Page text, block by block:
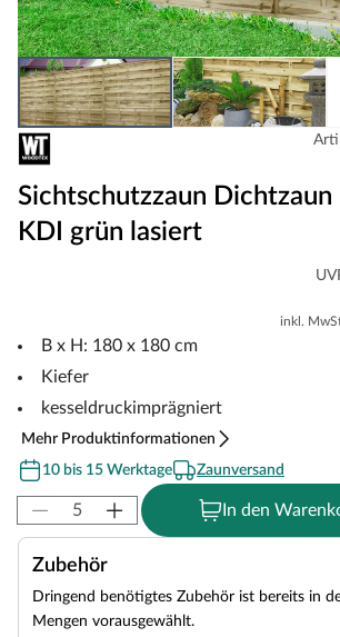
Sichtschutzzaun
KDI grün lasiert
inkl.
B x H: 180 x 180 cm
Kiefer
kesseldruckimprägniert
Mehr Produktinformationen
10 bis 15 Werktage
Zaunversand
In den
Zubehör
Dringend benötigtes Zubehör ist bereits in
Mengen vorausgewählt.